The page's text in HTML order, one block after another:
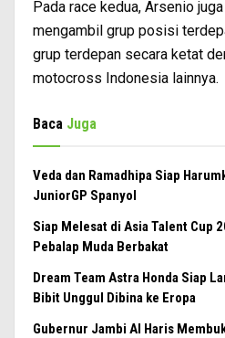
Pada race kedua, Arsenio
mengambil grup posisi
grup terdepan secara ketat
motocross Indonesia lainnya.
Baca Juga
Veda dan Ramadhipa Siap
JuniorGP Spanyol
Siap Melesat di Asia Talent Cup
Pebalap Muda Berbakat
Dream Team Astra Honda Siap
Bibit Unggul Dibina ke Eropa
Gubernur Jambi Al Haris